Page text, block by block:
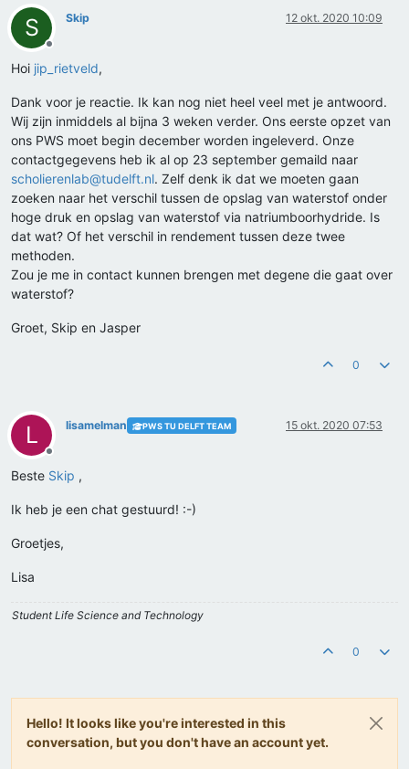
S
Offline
Skip 12 okt. 2020 10:09
Hoi jip_rietveld,
Dank voor je reactie. Ik kan nog niet heel veel met je antwoord.
Wij zijn inmiddels al bijna 3 weken verder. Ons eerste opzet van
ons PWS moet begin december worden ingeleverd. Onze
contactgegevens heb ik al op 23 september gemaild naar
scholierenlab@tudelft.nl. Zelf denk ik dat we moeten gaan
zoeken naar het verschil tussen de opslag van waterstof onder
hoge druk en opslag van waterstof via natriumboorhydride. Is
dat wat? Of het verschil in rendement tussen deze twee
methoden.
Zou je me in contact kunnen brengen met degene die gaat over
waterstof?
Groet, Skip en Jasper
0
L
Offline
lisamelman PWS TU DELFT TEAM 15 okt. 2020 07:53
Beste Skip ,
Ik heb je een chat gestuurd! :-)
Groetjes,
Lisa
Student Life Science and Technology
0
Hello! It looks like you're interested in this
conversation, but you don't have an account yet.